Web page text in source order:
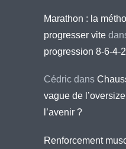
Marathon : la
progresser vite
progression 8-6-4-2
Cédric dans
vague de
l’avenir ?
Renforcement